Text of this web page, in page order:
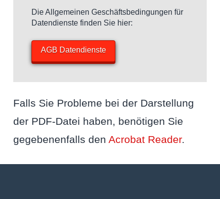
Die Allgemeinen Geschäftsbedingungen für
Datendienste finden Sie hier:
AGB Datendienste
Falls Sie Probleme bei der Darstellung
der PDF-Datei haben, benötigen Sie
gegebenenfalls den Acrobat Reader.